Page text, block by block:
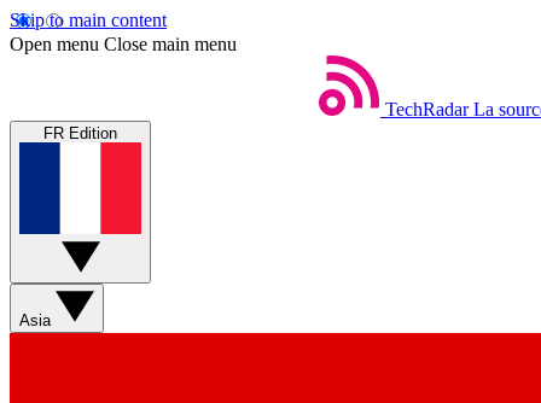
Skip to main content
Open menu Close main menu
TechRadar La
FR Edition
Asia